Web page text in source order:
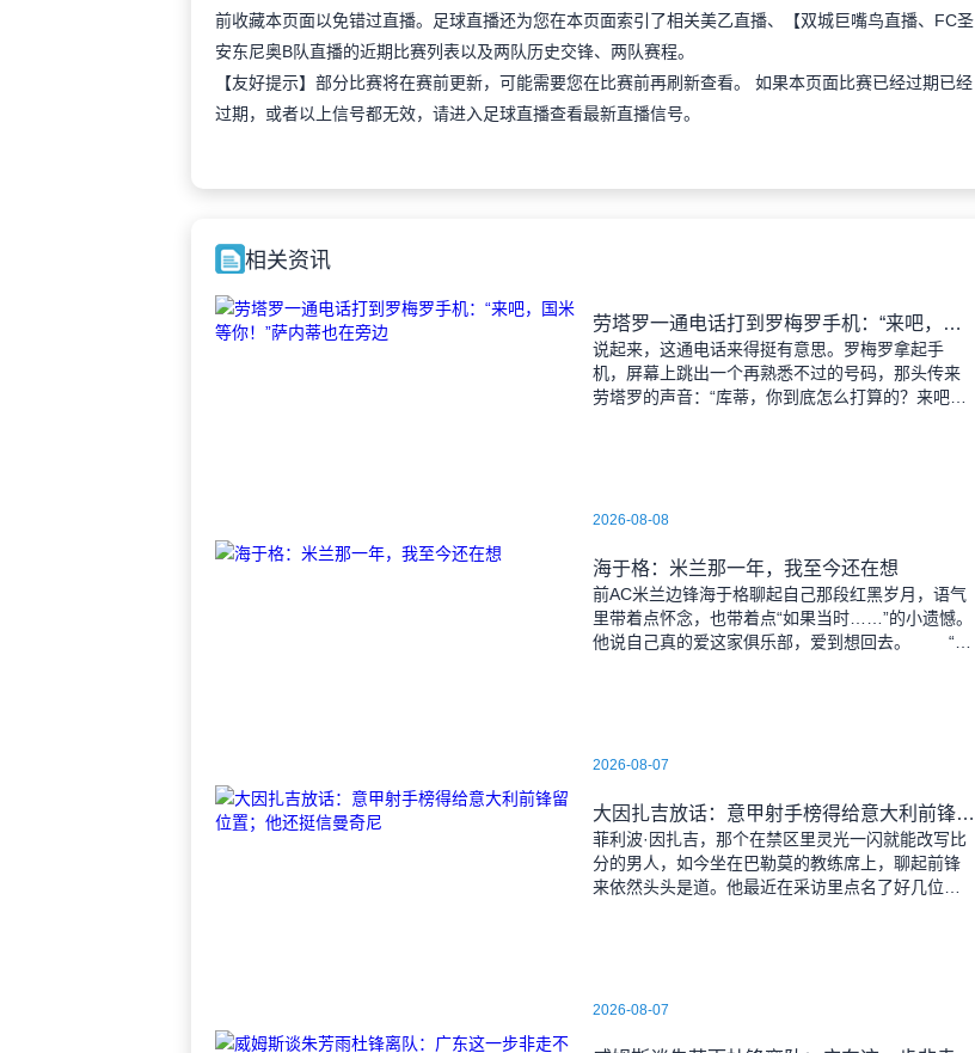
前收藏本页面以免错过直播。足球直播还为您在本页面索引了相关美乙直播、【双城巨嘴鸟直播、FC圣
安东尼奥B队直播的近期比赛列表以及两队历史交锋、两队赛程。
【友好提示】部分比赛将在赛前更新，可能需要您在比赛前再刷新查看。 如果本页面比赛已经过期已经
过期，或者以上信号都无效，请进入足球直播查看最新直播信号。
相关资讯
劳塔罗一通电话打到罗梅罗手机：“来吧，国米等你！”萨内蒂也在旁边
说起来，这通电话来得挺有意思。罗梅罗拿起手
机，屏幕上跳出一个再熟悉不过的号码，那头传来
劳塔罗的声音：“库蒂，你到底怎么打算的？来吧，
2026-08-08
海于格：米兰那一年，我至今还在想
前AC米兰边锋海于格聊起自己那段红黑岁月，语气
里带着点怀念，也带着点“如果当时……”的小遗憾。
他说自己真的爱这家俱乐部，爱到想回去。 “那
2026-08-07
大因扎吉放话：意甲射手榜得给意大利前锋留位置；他还挺信曼奇尼
菲利波·因扎吉，那个在禁区里灵光一闪就能改写比
分的男人，如今坐在巴勒莫的教练席上，聊起前锋
来依然头头是道。他最近在采访里点名了好几位射
2026-08-07